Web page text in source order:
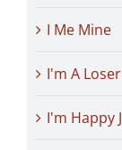
I Me Mine
I'm A Loser
I'm Happy